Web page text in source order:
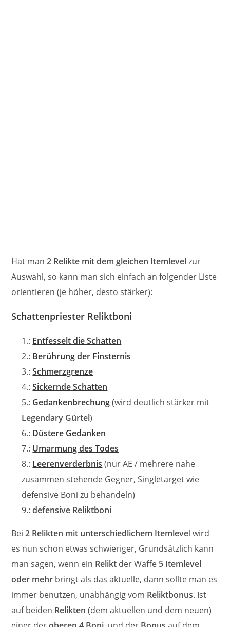
Hat man2 Relikte mit dem gleichen Itemlevelzur
Auswahl, so kann man sich einfach an folgender Liste
orientieren (je höher, desto stärker):
Schattenpriester Reliktboni
1.: Entfesselt die Schatten
2.: Berührung der Finsternis
3.:Schmerzgrenze
4.:Sickernde Schatten
5.: Gedankenbrechung(wird deutlich stärker mit
Legendary Gürtel)
6.: Düstere Gedanken
7.: Umarmung des Todes
8.: Leerenverderbnis (nur AE / mehrere nahe
zusammen stehende Gegner, Singletarget wie
defensive Boni zu behandeln)
9.:defensive Reliktboni
Bei2 Relikten mit unterschiedlichem Itemlevel wird
es nun schon etwas schwieriger, Grundsätzlich kann
man sagen, wenn ein Relikt der Waffe 5 Itemlevel
oder mehr bringt als das aktuelle, dann sollte man es
immer benutzen, unabhängig vom Reliktbonus. Ist
auf beiden Relikten (dem aktuellen und dem neuen)